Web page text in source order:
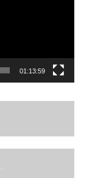
01:13:59